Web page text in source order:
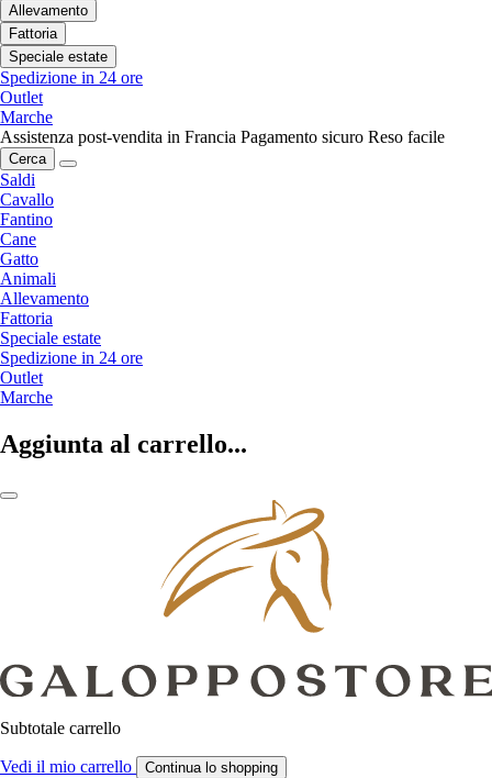
Allevamento
Fattoria
Speciale estate
Spedizione in 24 ore
Outlet
Marche
Assistenza post-vendita in Francia Pagamento sicuro Reso facile
Cerca
Saldi
Cavallo
Fantino
Cane
Gatto
Animali
Allevamento
Fattoria
Speciale estate
Spedizione in 24 ore
Outlet
Marche
Aggiunta al carrello...
Subtotale carrello
Vedi il mio carrello Continua lo shopping